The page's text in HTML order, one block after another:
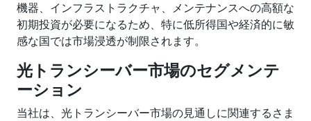
機器、インフラストラクチャ、メンテナンスへの高額な
初期投資が必要になるため、特に低所得国や経済的に敏
感な国では市場浸透が制限されます。
光トランシーバー市場のセグメンテ
ーション
当社は、光トランシーバー市場の見通しに関連するさま